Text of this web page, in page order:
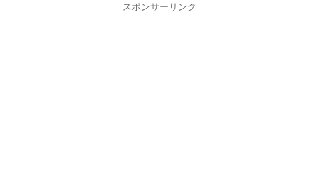
スポンサーリンク